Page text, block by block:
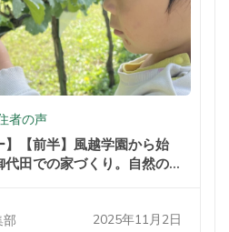
者の声
】【前半】風越学園から始
代田での家づくり。自然の
部 2025年11月2日